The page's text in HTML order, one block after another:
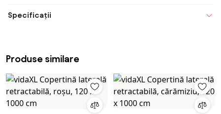
Specificații
Produse similare